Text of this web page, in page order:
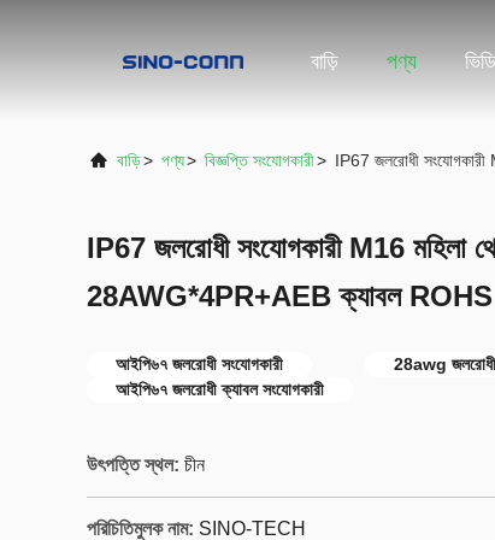
বাড়ি পণ্য
বাড়ি> পণ্য> বিজ্ঞপ্তি সংযোগকারী> IP67 জলরোধী
IP67 জলরোধী সংযোগকারী M16
28AWG*4PR+AEB ক্যাবল ROHS
আইপি৬৭ জলরোধী সংযোগকারী
28awg জলরোধী
আইপি৬৭ জলরোধী ক্যাবল সংযোগকারী
উৎপত্তি স্থল: চীন
পরিচিতিমুলক নাম: SINO-TECH